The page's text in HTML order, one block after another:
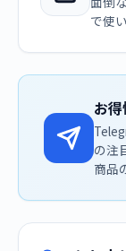
で使
お
の注
商品